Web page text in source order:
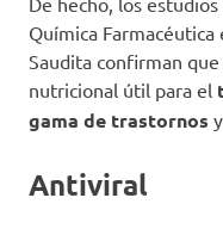
Química
Saudita confirman
nutricional útil para el
gama de trastornos
Antiviral